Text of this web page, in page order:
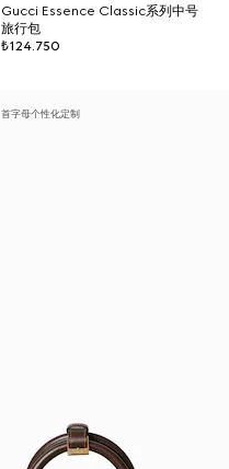
Gucci Essence Classic系列中号
旅行包
₺124.750
首字母个性化定制